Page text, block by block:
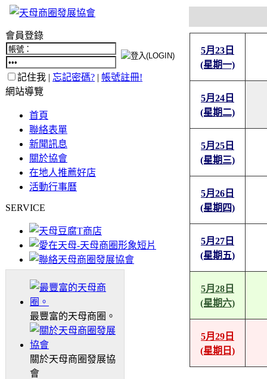
會員登錄
記住我 | 忘記密碼? | 帳號註冊!
網站導覽
首頁
聯絡表單
新聞訊息
關於協會
在地人推薦好店
活動行事曆
SERVICE
最豐富的天母商圈。
關於天母商圈發展協
會
5月23日
(星期一)
5月24日
(星期二)
5月25日
(星期三)
5月26日
(星期四)
5月27日
(星期五)
5月28日
(星期六)
5月29日
(星期日)